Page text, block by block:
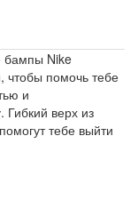
бампы Nike
чтобы помочь тебе
и
верх из
тебе выйти